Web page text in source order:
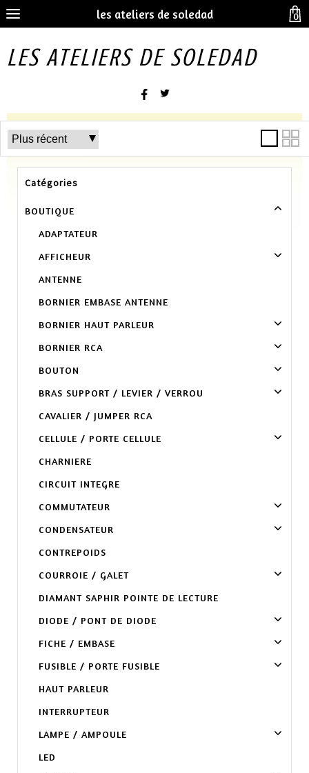
les ateliers de soledad
LES ATELIERS DE SOLEDAD
Catégories
BOUTIQUE
ADAPTATEUR
AFFICHEUR
ANTENNE
BORNIER EMBASE ANTENNE
BORNIER HAUT PARLEUR
BORNIER RCA
BOUTON
BRAS SUPPORT / LEVIER / VERROU
CAVALIER / JUMPER RCA
CELLULE / PORTE CELLULE
CHARNIERE
CIRCUIT INTEGRE
COMMUTATEUR
CONDENSATEUR
CONTREPOIDS
COURROIE / GALET
DIAMANT SAPHIR POINTE DE LECTURE
DIODE / PONT DE DIODE
FICHE / EMBASE
FUSIBLE / PORTE FUSIBLE
HAUT PARLEUR
INTERRUPTEUR
LAMPE / AMPOULE
LED
0